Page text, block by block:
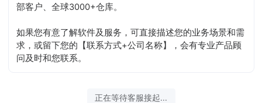
部客户、全球3000+仓库。
如果您有意了解软件及服务，可直接描述您的业务场景和需
求，或留下您的【联系方式+公司名称】，会有专业产品顾
问及时和您联系。
正在等待客服接起...